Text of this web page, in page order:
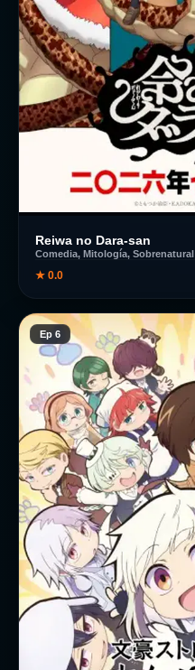
Reiwa no Dara-san
Comedia, Mitología, Sobrenatural
★ 0.0
Ep 6